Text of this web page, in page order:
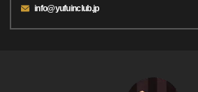
info@yufuinclub.jp